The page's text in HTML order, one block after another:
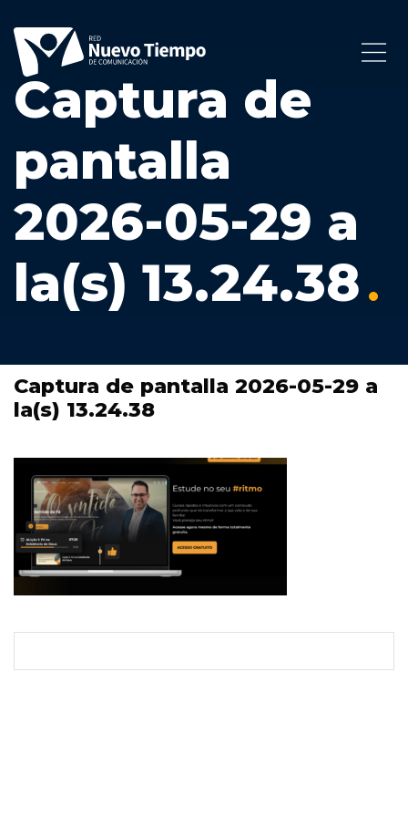
Captura de
pantalla
2026-05-29 a
la(s) 13.24.38
Captura de pantalla 2026-05-29 a
la(s) 13.24.38